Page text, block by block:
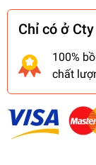
Chỉ có ở
100%
chất